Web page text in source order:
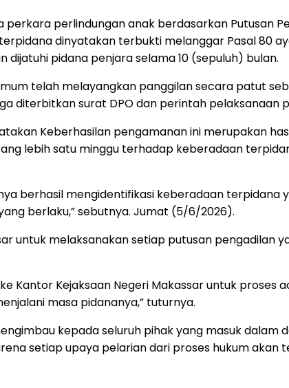
perlindungan anak berdasarkan Putusan
dinyatakan terbukti melanggar Pasal 80
dijatuhi pidana penjara selama 10 (sepuluh) bulan.
telah melayangkan panggilan secara patut
diterbitkan surat DPO dan perintah pelaksanaan
Keberhasilan pengamanan ini merupakan
lebih satu minggu terhadap keberadaan
berhasil mengidentifikasi keberadaan terpidana
berlaku,” sebutnya. Jumat (5/6/2026).
untuk melaksanakan setiap putusan
Kantor Kejaksaan Negeri Makassar untuk
masa pidananya,” tuturnya.
kepada seluruh pihak yang masuk
setiap upaya pelarian dari proses hukum akan